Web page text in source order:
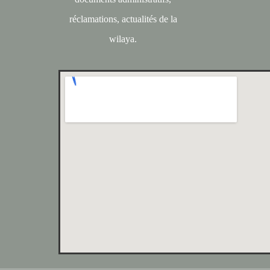
réclamations, actualités de la
wilaya.